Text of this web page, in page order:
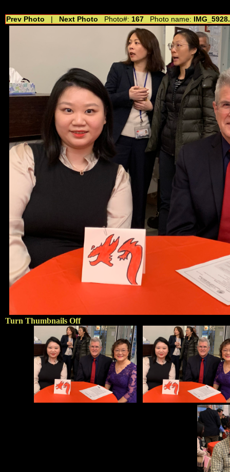
Prev Photo Next Photo Photo#: 167 Photo name:
Turn Thumbnails Off